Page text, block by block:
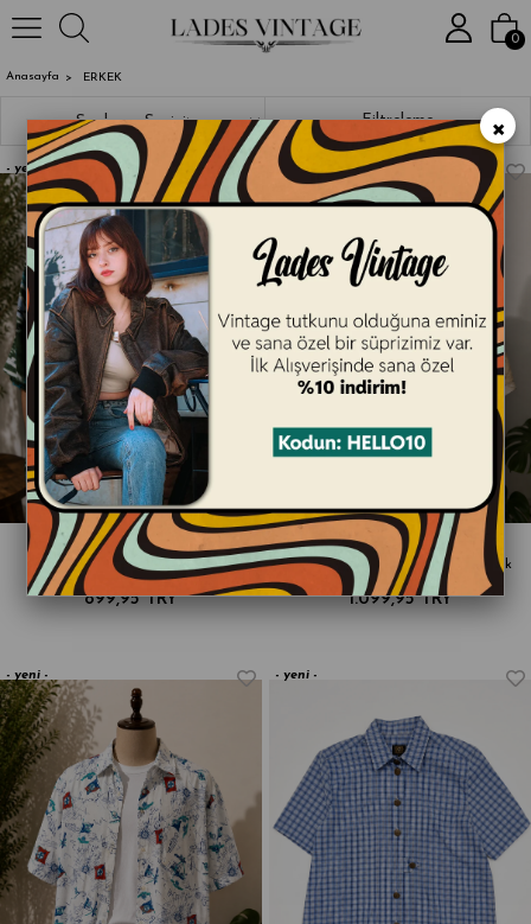
2000₺ ve Üzeri Alışverişlerde
0
Anasayfa ERKEK
Filtreleme
Sıralama
1990s Hawaii Gömlek
899,95 TRY
yeni
ürün
80s-90s Art Print Oversize Gömlek
1.099,95 TRY
yeni
yeni
ürün
yeni
×